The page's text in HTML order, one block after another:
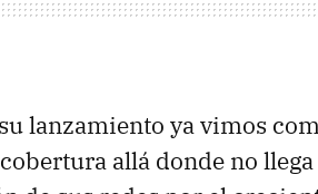
lanzamiento ya vimos
allá donde no llega